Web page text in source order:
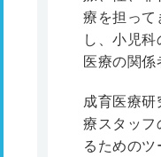
療を担って
し、小児
医療の関係
成育医療
療スタッフ
るためのツ